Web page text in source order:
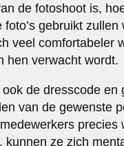
de fotoshoot is,
foto’s gebruikt zullen
veel comfortabeler
hen verwacht wordt.
de dresscode en
van de gewenste
precies
kunnen ze zich